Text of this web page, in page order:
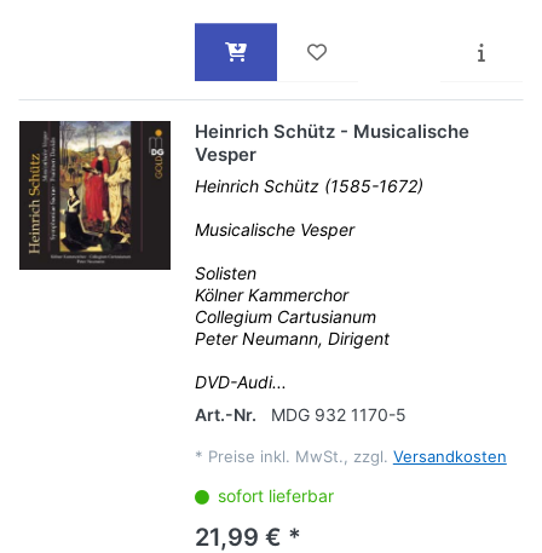
Heinrich Schütz - Musicalische
Vesper
Heinrich Schütz (1585-1672)
Musicalische Vesper
Solisten
Kölner Kammerchor
Collegium Cartusianum
Peter Neumann, Dirigent
DVD-Audi...
Art.-Nr.
MDG 932 1170-5
* Preise inkl. MwSt., zzgl. Versandkosten
sofort lieferbar
21,99 € *